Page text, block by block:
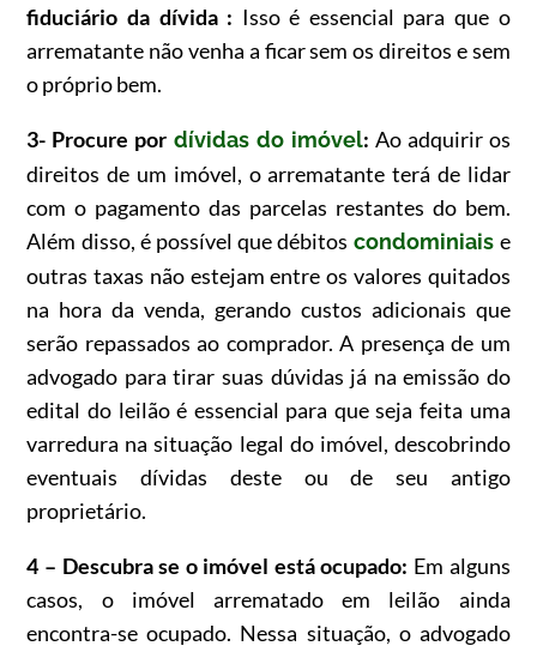
fiduciário da dívida : Isso é essencial para que o
arrematante não venha a ficar sem os direitos e sem
o próprio bem.
3- Procure por dívidas do imóvel: Ao adquirir os
direitos de um imóvel, o arrematante terá de lidar
com o pagamento das parcelas restantes do bem.
Além disso, é possível que débitos condominiais e
outras taxas não estejam entre os valores quitados
na hora da venda, gerando custos adicionais que
serão repassados ao comprador. A presença de um
advogado para tirar suas dúvidas já na emissão do
edital do leilão é essencial para que seja feita uma
varredura na situação legal do imóvel, descobrindo
eventuais dívidas deste ou de seu antigo
proprietário.
4 – Descubra se o imóvel está ocupado: Em alguns
casos, o imóvel arrematado em leilão ainda
encontra-se ocupado. Nessa situação, o advogado